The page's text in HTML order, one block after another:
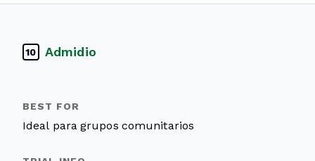
10 Admidio
Ideal para grupos comunitarios